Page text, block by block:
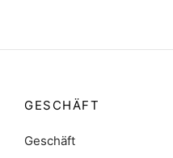
GESCHÄFT
Geschäft